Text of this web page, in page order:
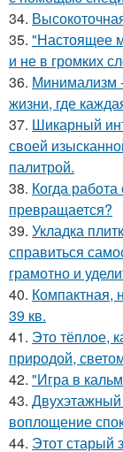
34.
35. "Настоящее
и не в громких
36. Минимализм
жизни, где
37. Шикарный
своей
палитрой.
38. Когда
превращается?
39. Укладка
справиться
грамотно и
40. Компактная,
39 кв.
41. Это тёплое,
природой,
42. "Игра в
43.
воплощение
44. Этот старый